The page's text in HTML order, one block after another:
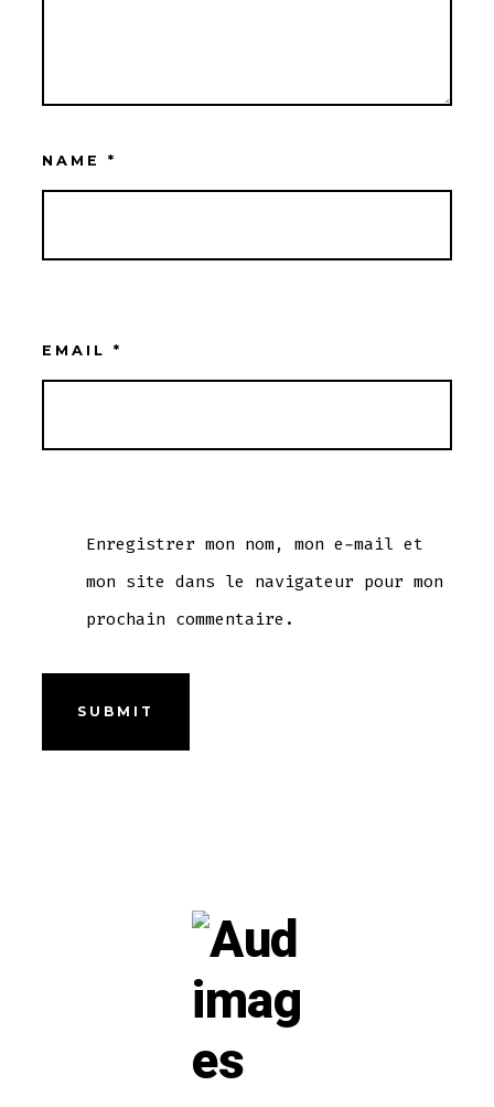
NAME *
EMAIL *
Enregistrer mon nom, mon e-mail et
mon site dans le navigateur pour mon
prochain commentaire.